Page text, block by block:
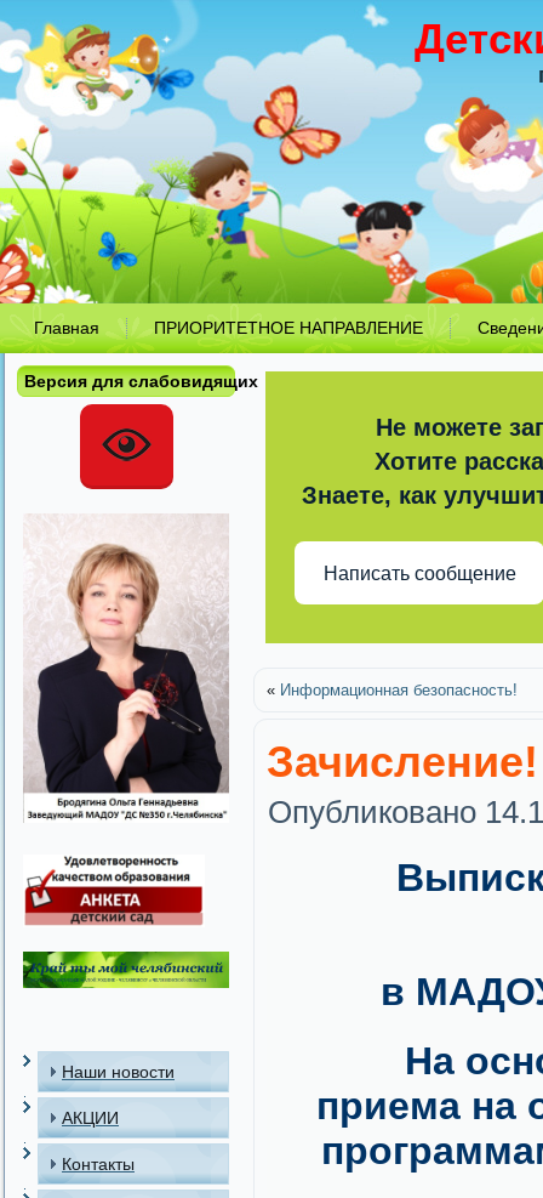
Главная ПРИОРИТЕТНОЕ НАПРАВЛЕНИЕ
Версия для слабовидящих
Наши новости
АКЦИИ
Контакты
Не можете
Хотите
Знаете, как
Написать сообщение
« Информационная безопасность!
Зачисление!
Опубликовано
в
На
приема на